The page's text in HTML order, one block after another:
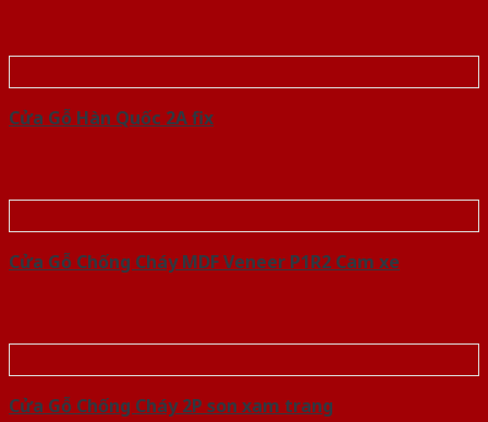
Cửa Gỗ Hàn Quốc 2A fix
Cửa Gỗ Chống Cháy MDF Veneer P1R2 Cam xe
Cửa Gỗ Chống Cháy 2P son xam trang